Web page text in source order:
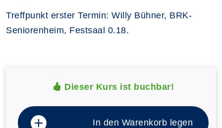
Treffpunkt erster Termin: Willy Bühner, BRK-
Seniorenheim, Festsaal 0.18.
Dieser Kurs ist buchbar!
In den Warenkorb legen